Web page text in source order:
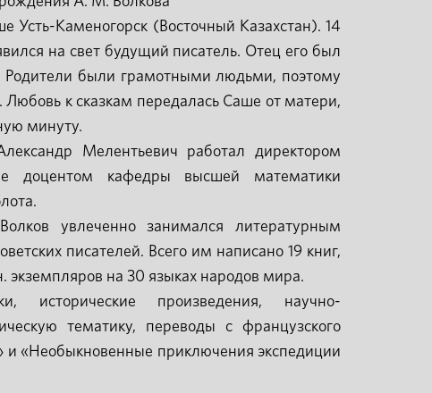
Усть-Каменогорск (Восточный Казахстан). 14
на свет будущий писатель. Отец его был
были грамотными людьми, поэтому
Любовь к сказкам передалась Саше от матери,
минуту.
Мелентьевич работал директором
доцентом кафедры высшей математики
увлеченно занимался литературным
писателей. Всего им написано 19 книг,
на 30 языках народов мира.
исторические произведения, научно-
тематику, переводы с французского
«Необыкновенные приключения экспедиции